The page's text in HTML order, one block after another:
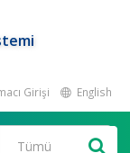
Girişi English